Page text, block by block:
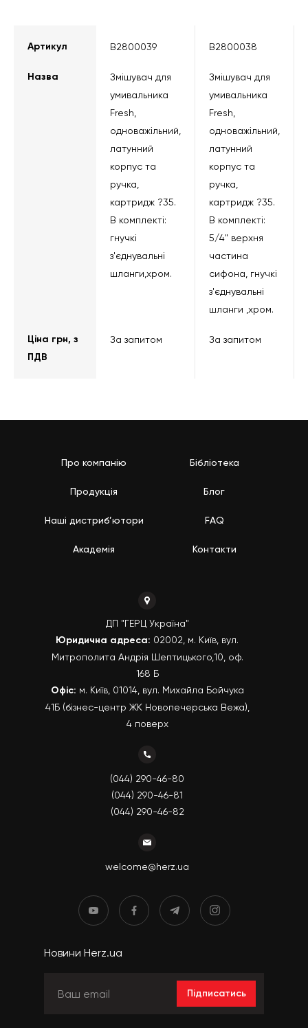
Артикул B2800039 B2800038
Назва
Змішувач для
умивальника
Fresh,
одноважільний,
латунний
корпус та
ручка,
картридж ?35.
В комплекті:
гнучкі
з'єднувальні
шланги,хром.
Змішувач для
умивальника
Fresh,
одноважільний,
латунний
корпус та
ручка,
картридж ?35.
В комплекті:
5/4" верхня
частина
сифона, гнучкі
з'єднувальні
шланги ,хром.
Ціна грн, з
ПДВ
За запитом За запитом
Про компанію
Продукція
Наші дистриб’ютори
Академія
Бібліотека
Блог
FAQ
Контакти
ДП "ГЕРЦ Україна"
Юридична адреса: 02002, м. Київ, вул.
Митрополита Андрія Шептицького,10, оф.
168 Б
Офіс: м. Київ, 01014, вул. Михайла Бойчука
41Б (бізнес-центр ЖК Новопечерська Вежа),
4 поверх
(044) 290-46-80
(044) 290-46-81
(044) 290-46-82
welcome@herz.ua
Новини Herz.ua
Підписатись